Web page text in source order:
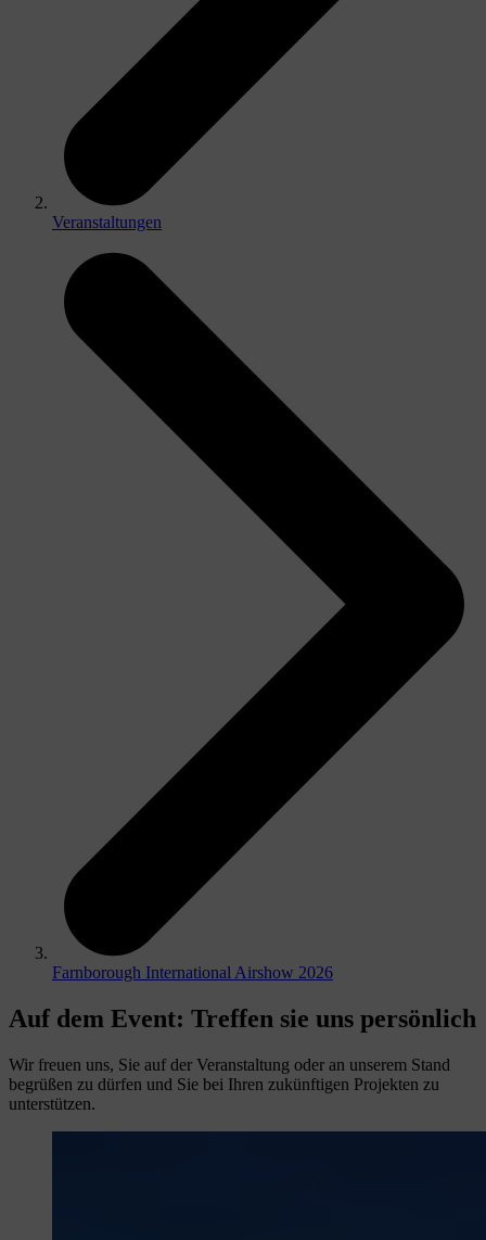
Veranstaltungen
Farnborough International Airshow 2026
Auf dem Event: Treffen sie uns persönlich
Wir freuen uns, Sie auf der Veranstaltung oder an unserem Stand
begrüßen zu dürfen und Sie bei Ihren zukünftigen Projekten zu
unterstützen.